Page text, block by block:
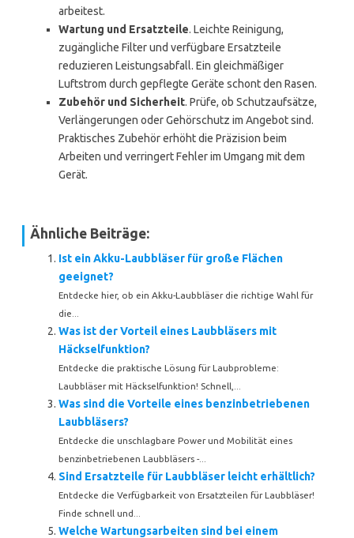
arbeitest.
Wartung und Ersatzteile. Leichte Reinigung,
zugängliche Filter und verfügbare Ersatzteile
reduzieren Leistungsabfall. Ein gleichmäßiger
Luftstrom durch gepflegte Geräte schont den Rasen.
Zubehör und Sicherheit. Prüfe, ob Schutzaufsätze,
Verlängerungen oder Gehörschutz im Angebot sind.
Praktisches Zubehör erhöht die Präzision beim
Arbeiten und verringert Fehler im Umgang mit dem
Gerät.
Ähnliche Beiträge:
Ist ein Akku-Laubbläser für große Flächen
geeignet?
Entdecke hier, ob ein Akku-Laubbläser die richtige Wahl für
die...
Was ist der Vorteil eines Laubbläsers mit
Häckselfunktion?
Entdecke die praktische Lösung für Laubprobleme:
Laubbläser mit Häckselfunktion! Schnell,...
Was sind die Vorteile eines benzinbetriebenen
Laubbläsers?
Entdecke die unschlagbare Power und Mobilität eines
benzinbetriebenen Laubbläsers -...
Sind Ersatzteile für Laubbläser leicht erhältlich?
Entdecke die Verfügbarkeit von Ersatzteilen für Laubbläser!
Finde schnell und...
Welche Wartungsarbeiten sind bei einem